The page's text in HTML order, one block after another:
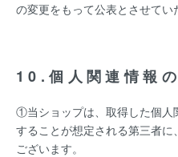
の変更をもって公表とさせてい
10.個人関連情報
①当ショップは、取得した個人
することが想定される第三者
ございます。